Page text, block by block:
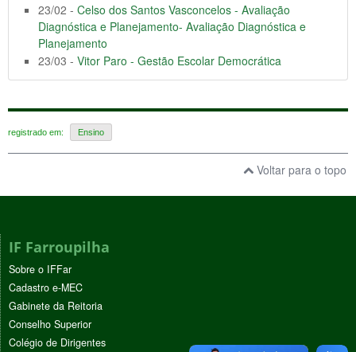
23/02 - Celso dos Santos Vasconcelos - Avaliação
Diagnóstica e Planejamento- Avaliação Diagnóstica e
Planejamento
23/03 - Vitor Paro - Gestão Escolar Democrática
registrado em: Ensino
Voltar para o topo
IF Farroupilha
Sobre o IFFar
Cadastro e-MEC
Gabinete da Reitoria
Conselho Superior
Colégio de Dirigentes